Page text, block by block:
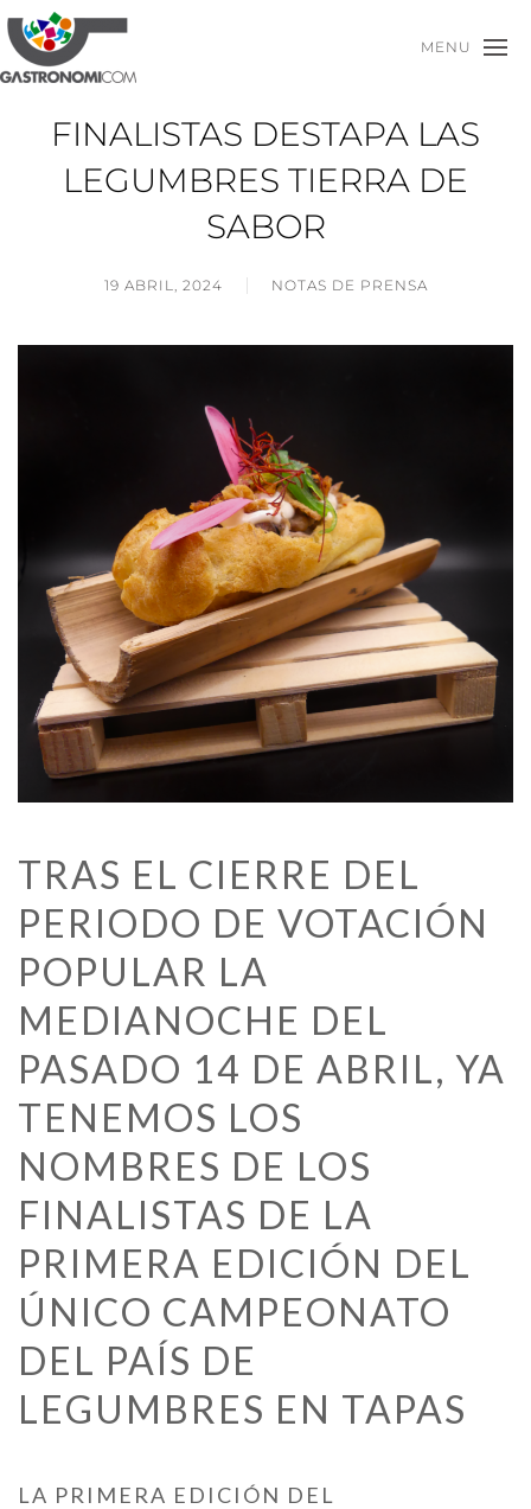
MENU
FINALISTAS DESTAPA LAS
LEGUMBRES TIERRA DE
SABOR
19 ABRIL, 2024 NOTAS DE PRENSA
TRAS EL CIERRE DEL
PERIODO DE VOTACIÓN
POPULAR LA
MEDIANOCHE DEL
PASADO 14 DE ABRIL, YA
TENEMOS LOS
NOMBRES DE LOS
FINALISTAS DE LA
PRIMERA EDICIÓN DEL
ÚNICO CAMPEONATO
DEL PAÍS DE
LEGUMBRES EN TAPAS
LA PRIMERA EDICIÓN DEL